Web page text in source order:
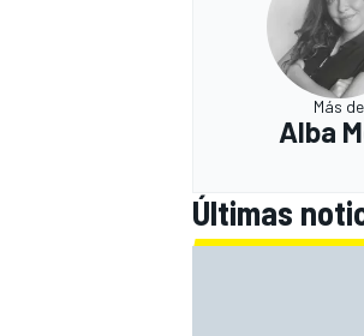
Más de
Alba
Últimas